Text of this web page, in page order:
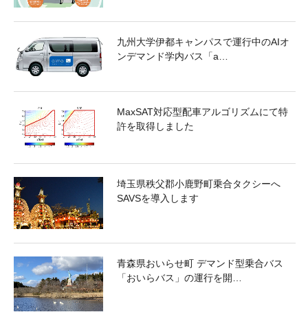
九州大学伊都キャンパスで運行中のAIオ
ンデマンド学内バス「a…
MaxSAT対応型配車アルゴリズムにて特
許を取得しました
埼玉県秩父郡小鹿野町乗合タクシーへ
SAVSを導入します
青森県おいらせ町 デマンド型乗合バス
「おいらバス」の運行を開…